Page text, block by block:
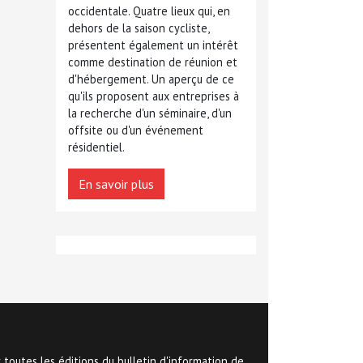
occidentale. Quatre lieux qui, en
dehors de la saison cycliste,
présentent également un intérêt
comme destination de réunion et
d'hébergement. Un aperçu de ce
qu'ils proposent aux entreprises à
la recherche d'un séminaire, d'un
offsite ou d'un événement
résidentiel.
En savoir plus